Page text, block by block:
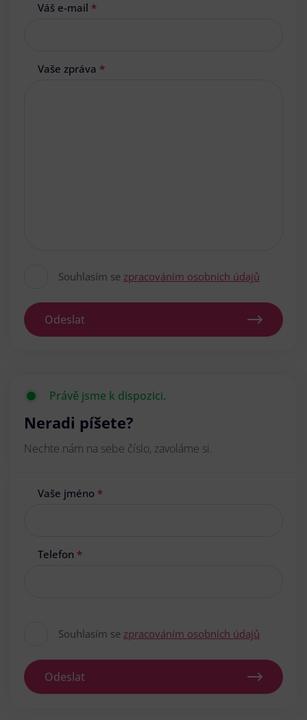
Váš e-mail *
Vaše zpráva *
Souhlasím se zpracováním osobních údajů
Odeslat
Právě jsme k dispozici.
Neradi píšete?
Nechte nám na sebe číslo, zavoláme si.
Vaše jméno *
Telefon *
Souhlasím se zpracováním osobních údajů
Odeslat